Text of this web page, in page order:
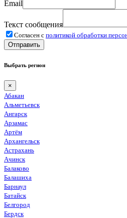
Email
Текст сообщения
Согласен с политикой обработки
Отправить
Выбрать регион
×
Абакан
Альметьевск
Ангарск
Арзамас
Артём
Архангельск
Астрахань
Ачинск
Балаково
Балашиха
Барнаул
Батайск
Белгород
Бердск